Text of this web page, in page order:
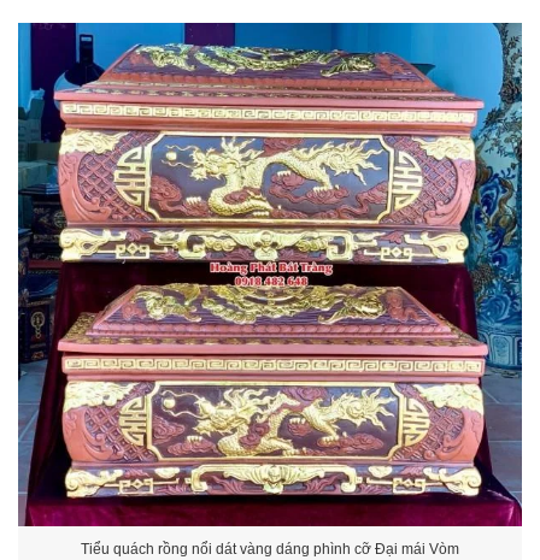
Tiểu quách rồng nổi dát vàng dáng phình cỡ Đại mái Vòm